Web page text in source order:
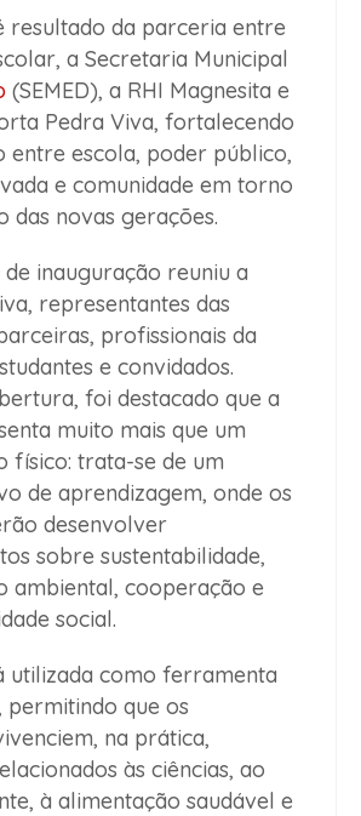
resultado da parceria entre
a Secretaria Municipal
(SEMED), a RHI Magnesita e
Pedra Viva, fortalecendo
entre escola, poder público,
e comunidade em torno
das novas gerações.
inauguração reuniu a
representantes das
profissionais da
e convidados.
foi destacado que a
muito mais que um
físico: trata-se de um
de aprendizagem, onde os
desenvolver
sobre sustentabilidade,
ambiental, cooperação e
social.
utilizada como ferramenta
permitindo que os
na prática,
às ciências, ao
à alimentação saudável e